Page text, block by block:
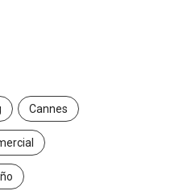
Cannes